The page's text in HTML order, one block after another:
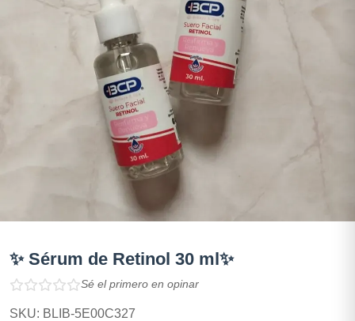
✨ Sérum de Retinol 30 ml✨
Sé el primero en opinar
SKU: BLIB-5E00C327